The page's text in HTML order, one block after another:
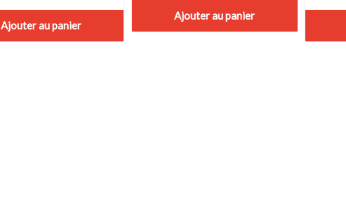
Ajouter au panier
Ajouter au panier